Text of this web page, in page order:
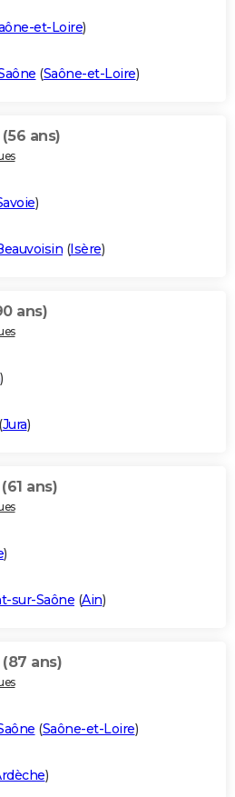
et-Loire)
(Saône-et-Loire)
(56 ans)
)
(Isère)
ans)
)
(Jura)
(61 ans)
)
sur-Saône (Ain)
(87 ans)
(Saône-et-Loire)
)